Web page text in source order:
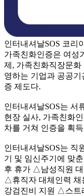
인터내셔날SOS 코리
가족친화인증은 여성
제, 가족친화직장문
영하는 기업과 공공
증 제도다.
인터내셔날SOS는 서
현장 실사, 가족친화
차를 거쳐 인증을 획
인터내셔날SOS는
기 및 임신주기에 맞
후 휴가 △남성직원
△휴직자 대체인력
강검진비 지원 △스트